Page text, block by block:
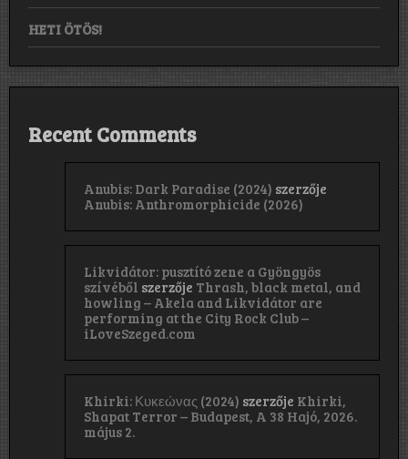
HETI ÖTÖS!
Recent Comments
Anubis: Dark Paradise (2024) szerzője
Anubis: Anthromorphicide (2026)
Likvidátor: pusztító zene a Gyöngyös
szívéből szerzője Thrash, black metal, and
howling – Akela and Likvidátor are
performing at the City Rock Club –
iLoveSzeged.com
Khirki: Κ​υ​κ​ε​ώ​ν​α​ς (2024) szerzője Khirki,
Shapat Terror – Budapest, A 38 Hajó, 2026.
május 2.